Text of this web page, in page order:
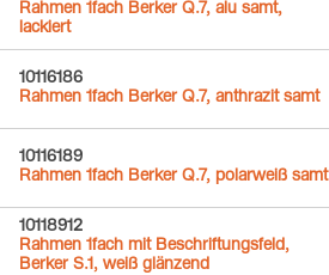
Rahmen 1fach Berker Q.7, alu samt,
lackiert
10116186
Rahmen 1fach Berker Q.7, anthrazit samt
10116189
Rahmen 1fach Berker Q.7, polarweiß samt
10118912
Rahmen 1fach mit Beschriftungsfeld,
Berker S.1, weiß glänzend